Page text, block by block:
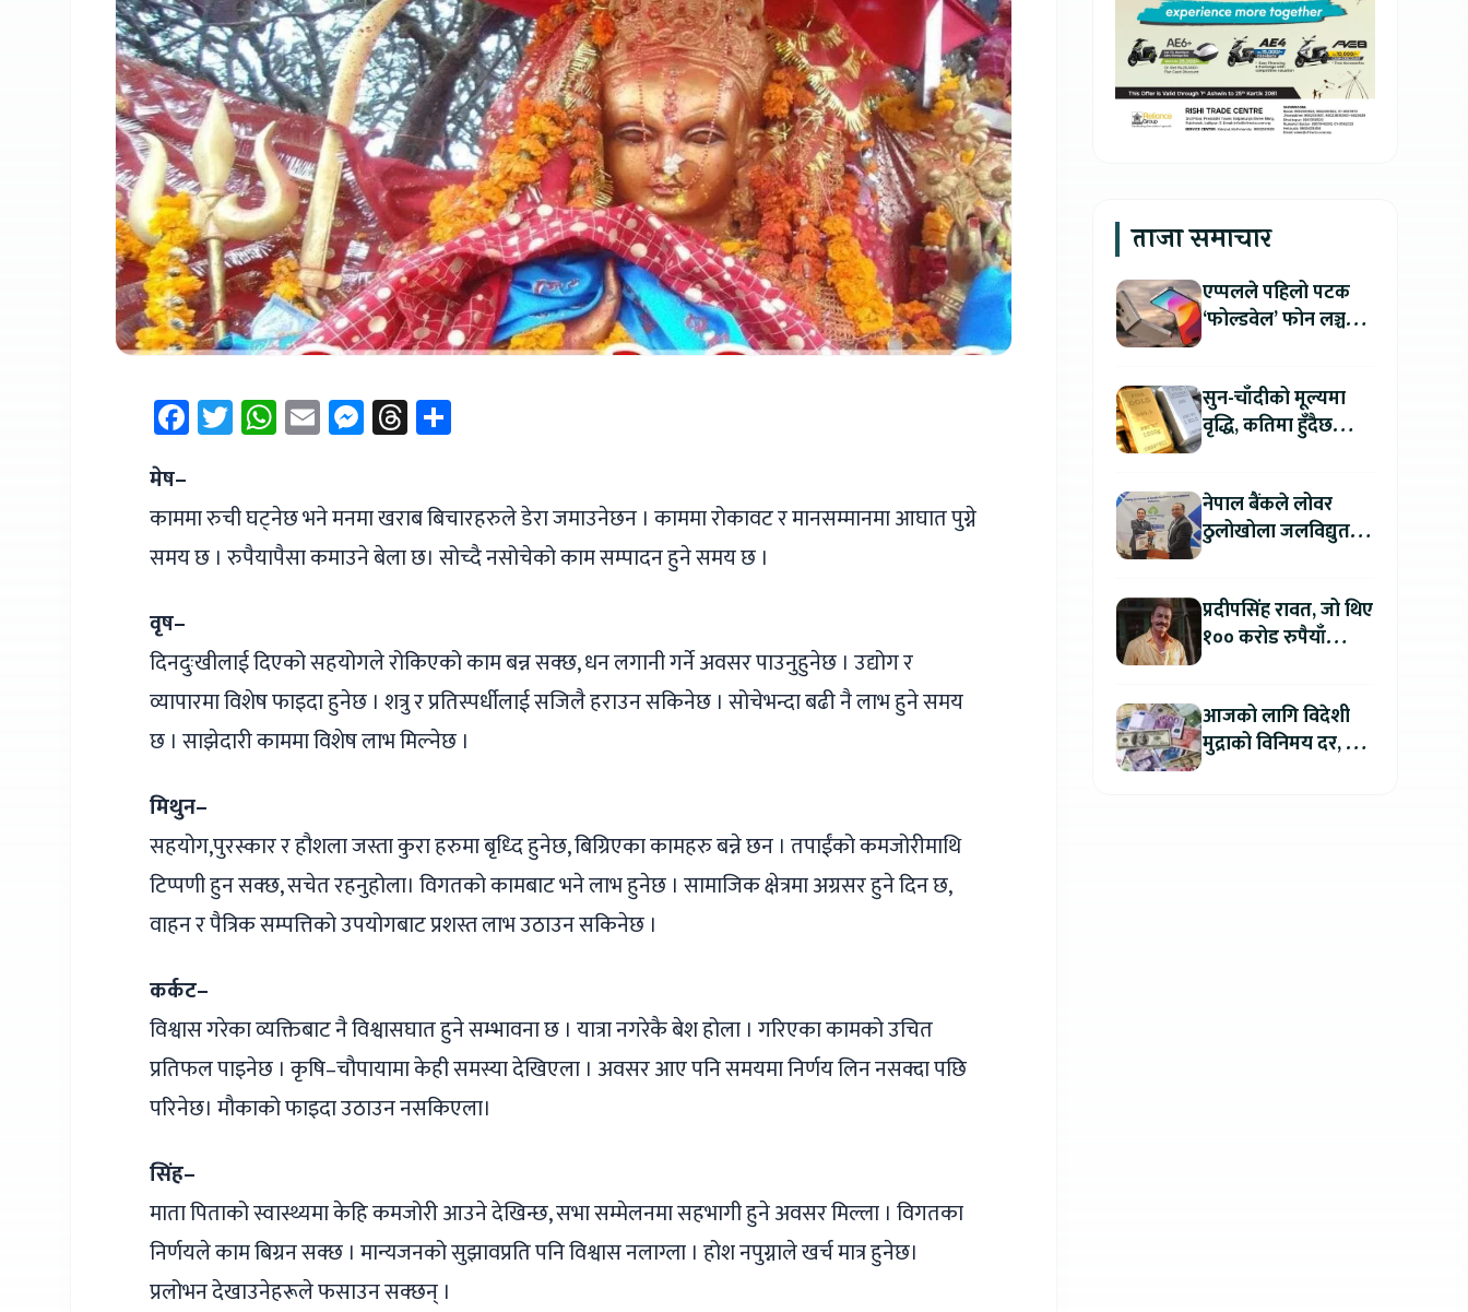
Facebook
Twitter
WhatsApp
EmailMessenger
Threads
मेष–
काममा रुची घट्नेछ भने मनमा खराब बिचारहरुले डेरा जमाउनेछन । काममा रोकावट र मानसम्मानमा आघात पुग्ने
समय छ । रुपैयापैसा कमाउने बेला छ। सोच्दै नसोचेको काम सम्पादन हुने समय छ ।
वृष–
दिनदुःखीलाई दिएको सहयोगले रोकिएको काम बन्न सक्छ, धन लगानी गर्ने अवसर पाउनुहुनेछ । उद्योग र
व्यापारमा विशेष फाइदा हुनेछ । शत्रु र प्रतिस्पर्धीलाई सजिलै हराउन सकिनेछ । सोचेभन्दा बढी नै लाभ हुने समय
छ । साझेदारी काममा विशेष लाभ मिल्नेछ ।
मिथुन–
सहयोग,पुरस्कार र हौशला जस्ता कुरा हरुमा बृध्दि हुनेछ, बिग्रिएका कामहरु बन्ने छन । तपाईंको कमजोरीमाथि
टिप्पणी हुन सक्छ, सचेत रहनुहोला। विगतको कामबाट भने लाभ हुनेछ । सामाजिक क्षेत्रमा अग्रसर हुने दिन छ,
वाहन र पैत्रिक सम्पत्तिको उपयोगबाट प्रशस्त लाभ उठाउन सकिनेछ ।
कर्कट–
विश्वास गरेका व्यक्तिबाट नै विश्वासघात हुने सम्भावना छ । यात्रा नगरेकै बेश होला । गरिएका कामको उचित
प्रतिफल पाइनेछ । कृषि–चौपायामा केही समस्या देखिएला । अवसर आए पनि समयमा निर्णय लिन नसक्दा पछि
परिनेछ। मौकाको फाइदा उठाउन नसकिएला।
सिंह–
माता पिताको स्वास्थ्यमा केहि कमजोरी आउने देखिन्छ, सभा सम्मेलनमा सहभागी हुने अवसर मिल्ला । विगतका
निर्णयले काम बिग्रन सक्छ । मान्यजनको सुझावप्रति पनि विश्वास नलाग्ला । होश नपुग्नाले खर्च मात्र हुनेछ।
प्रलोभन देखाउनेहरूले फसाउन सक्छन् ।
ताजा समाचार
एप्पलले पहिलो पटक
‘फोल्डवेल’ फोन लञ्च
सुन-चाँदीको मूल्यमा
वृद्धि, कतिमा हुँदैछ
नेपाल बैंकले लोवर
ठुलोखोला जलविद्युत
प्रदीपसिंह रावत, जो थिए
१०० करोड रुपैयाँ
आजको लागि विदेशी
मुद्राको विनिमय दर, कुन